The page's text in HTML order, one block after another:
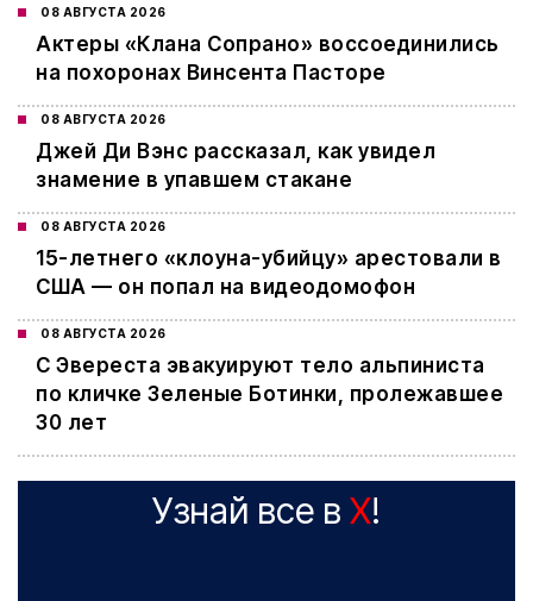
08 АВГУСТА 2026
Актеры «Клана Сопрано» воссоединились
на похоронах Винсента Пасторе
08 АВГУСТА 2026
Джей Ди Вэнс рассказал, как увидел
знамение в упавшем стакане
08 АВГУСТА 2026
15-летнего «клоуна-убийцу» арестовали в
США — он попал на видеодомофон
08 АВГУСТА 2026
С Эвереста эвакуируют тело альпиниста
по кличке Зеленые Ботинки, пролежавшее
30 лет
Узнай все в X!